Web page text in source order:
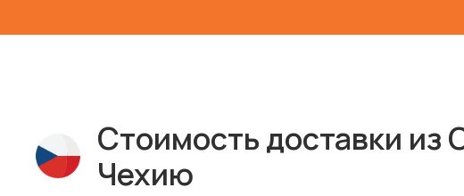
Стоимость доставки из
Чехию